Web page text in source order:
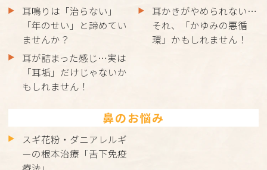
耳鳴りは「治らない」
「年のせい」と諦めてい
ませんか？
耳かきがやめられない…
それ、「かゆみの悪循
環」かもしれません！
耳が詰まった感じ…実は
「耳垢」だけじゃないか
もしれません！
鼻のお悩み
スギ花粉・ダニアレルギ
ーの根本治療「舌下免疫
療法」